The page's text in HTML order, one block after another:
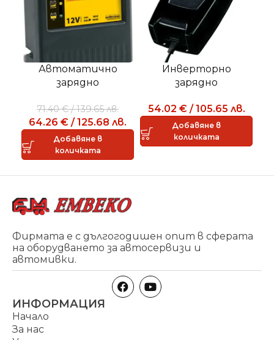
Автоматично
зарядно
116
71.40€ /139.65лв.
64.26 € /125.68 лв.
Добавяне в
количката
Инверторно
зарядно
54.02 € /105.65 лв.
Добавяне в
количката
Фирмата е с дългогодишен опит в сферата
на оборудването за автосервизи и
автомивки.
ИНФОРМАЦИЯ
Начало
За нас